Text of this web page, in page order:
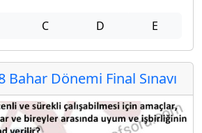
C D E
Bahar Dönemi Final Sınavı